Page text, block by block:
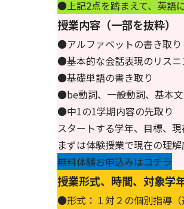
●上記2点を踏まえて、英語
授業内容（一部を抜粋）
●アルファベットの書き取り
●基本的な会話表現のリスニ
●基礎単語の書き取り
●be動詞、一般動詞、基本
●中1の1学期内容の先取り
スタートする学年、目標、
まずは体験授業で現在の理解
無料体験お申込みはコチラ
授業形式、時間、対象学
●形式： １対２の個別指導